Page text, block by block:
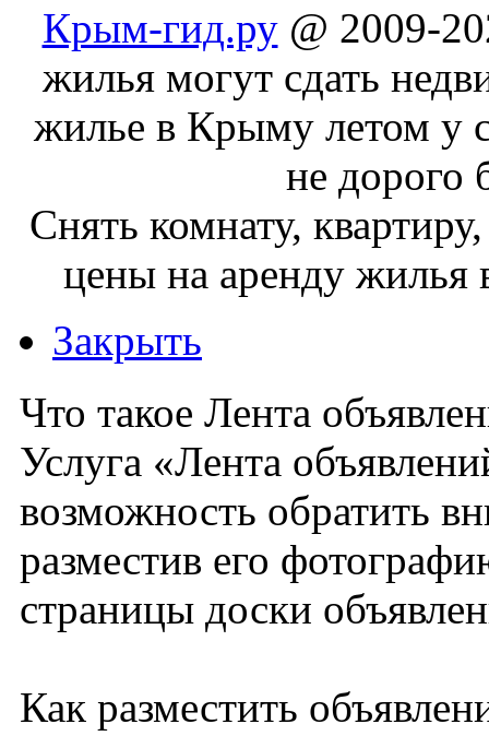
Крым-гид.ру@ 2009-
жилья могут сдать
жилье в Крыму летом у
не дорого
Cнять комнату,
цены на аренду жилья
Закрыть
Что такое Лента
Услуга «Лента
возможность обратить
разместив его
страницы доски
Как разместить